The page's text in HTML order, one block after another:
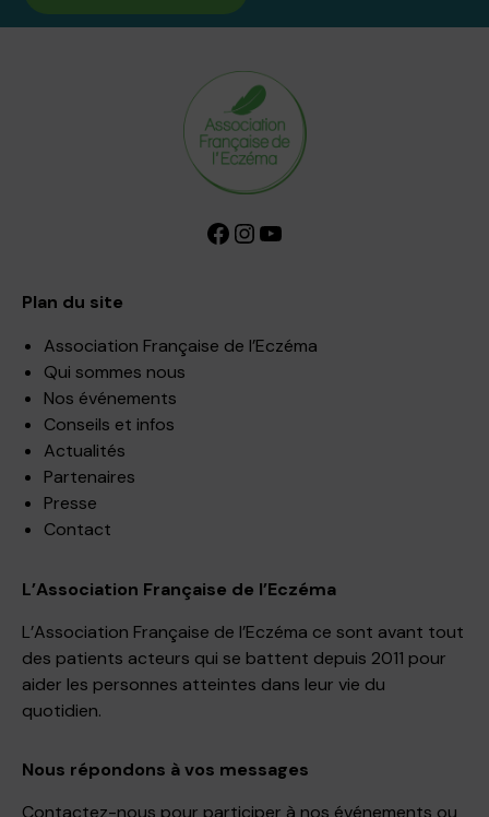
Facebook InstagramYouTube
Plan du site
Association Française de l’Eczéma
Qui sommes nous
Nos événements
Conseils et infos
Actualités
Partenaires
Presse
Contact
L’Association Française de l’Eczéma
L’Association Française de l’Eczéma ce sont avant tout
des patients acteurs qui se battent depuis 2011 pour
aider les personnes atteintes dans leur vie du
quotidien.
Nous répondons à vos messages
Contactez-nous pour participer à nos événements ou